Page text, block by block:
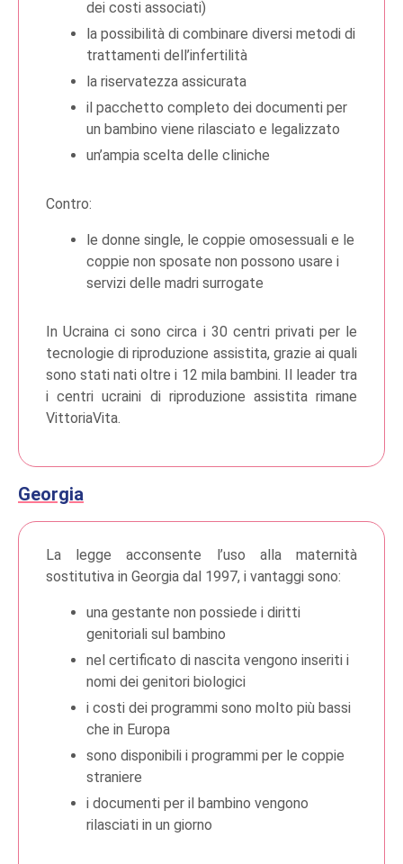
dei costi associati)
la possibilità di combinare diversi metodi di
trattamenti dell’infertilità
la riservatezza assicurata
il pacchetto completo dei documenti per
un bambino viene rilasciato e legalizzato
un’ampia scelta delle cliniche
Contro:
le donne single, le coppie omosessuali e le
coppie non sposate non possono usare i
servizi delle madri surrogate
In Ucraina ci sono circa i 30 centri privati ​​per le
tecnologie di riproduzione assistita, grazie ai quali
sono stati nati oltre i 12 mila bambini. Il leader tra
i centri ucraini di riproduzione assistita rimane
VittoriaVita.
Georgia
La legge acconsente l’uso alla maternità
sostitutiva in Georgia dal 1997, i vantaggi sono:
una gestante non possiede i diritti
genitoriali sul bambino
nel certificato di nascita vengono inseriti i
nomi dei genitori biologici
i costi dei programmi sono molto più bassi
che in Europa
sono disponibili i programmi per le coppie
straniere
i documenti per il bambino vengono
rilasciati in un giorno